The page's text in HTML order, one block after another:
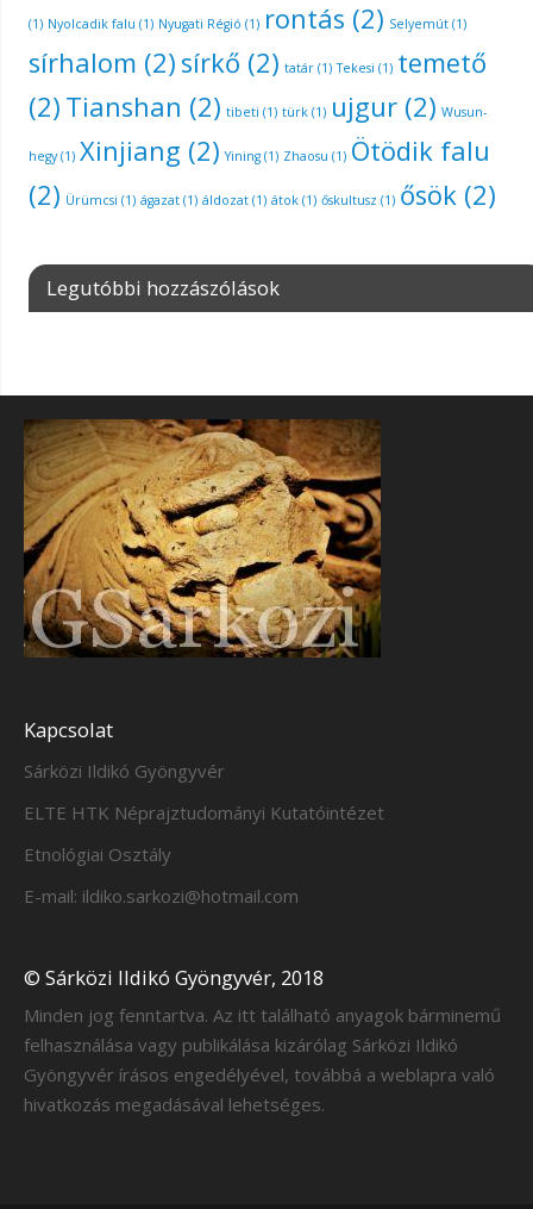
(1) Nyolcadik falu (1) Nyugati Régió (1) rontás (2) Selyemút(1)
sírhalom (2) sírkő (2) tatár(1) Tekesi (1) temető
(2) Tianshan (2) tibeti (1) türk(1) ujgur(2) Wusun-
hegy(1) Xinjiang (2) Yining(1) Zhaosu (1) Ötödik falu
(2) Ürümcsi (1) ágazat(1) áldozat(1) átok(1) őskultusz (1) ősök(2)
Legutóbbi hozzászólások
Kapcsolat
Sárközi Ildikó Gyöngyvér
ELTE HTK Néprajztudományi Kutatóintézet
Etnológiai Osztály
E-mail: ildiko.sarkozi@hotmail.com
© Sárközi Ildikó Gyöngyvér, 2018
Minden jog fenntartva. Az itt található anyagok bárminemű
felhasználása vagy publikálása kizárólag Sárközi Ildikó
Gyöngyvér írásos engedélyével, továbbá a weblapra való
hivatkozás megadásával lehetséges.